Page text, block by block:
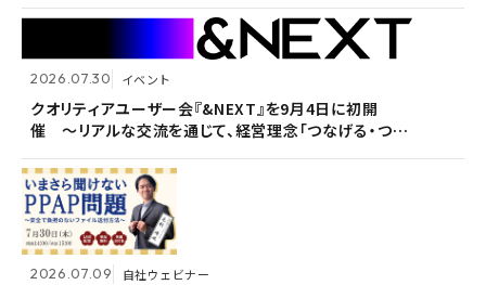
2026.07.30 イベント
クオリティアユーザー会『&NEXT』を9月4日に初開
催 〜リアルな交流を通じて、経営理念「つなげる・つな
2026.07.09 自社ウェビナー
2026.07.30 イベント
クオリティアユーザー会『&NEXT』を9月4日に初開
催 〜リアルな交流を通じて、経営理念「つなげる・つな
2026.07.09 自社ウェビナー
2026.07.09 自社ウェビナー
<7/30 ウェビナー開催>いまさら聞けないPPAP問題～